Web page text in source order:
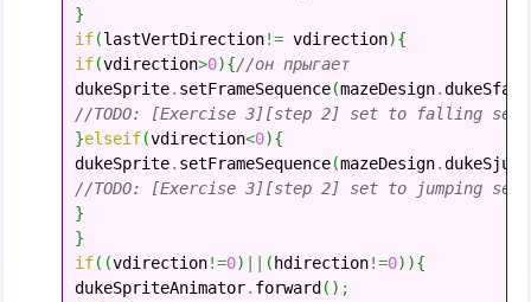
}
if(lastVertDirection!= vdirection){
if(vdirection>0){//он прыгает
dukeSprite. setFrameSequence(mazeDesign.
//TODO: [Exercise 3][step 2] set to falling
}elseif(vdirection<0){
dukeSprite. setFrameSequence(mazeDesign.
//TODO: [Exercise 3][step 2] set to jumping
}
}
if( (vdirection!=0) ( hdirection!=0) ){
dukeSpriteAnimator. forward ( ) ;